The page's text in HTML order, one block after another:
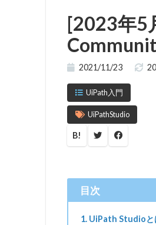
[2023年5
2021/11/23
UiPath入門
UiPathStudio
B!
UiPath Studioと